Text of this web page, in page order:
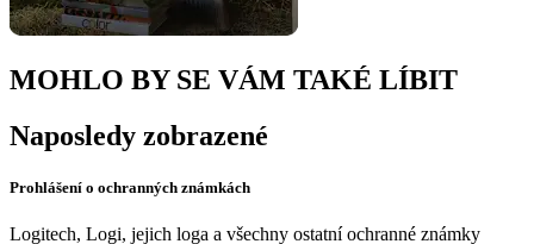
MOHLO BY SE VÁM TAKÉ LÍBIT
Naposledy zobrazené
Prohlášení o ochranných známkách
Logitech, Logi, jejich loga a všechny ostatní ochranné známky